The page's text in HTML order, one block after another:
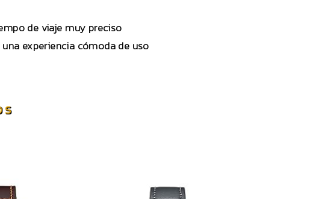
de viaje muy preciso
experiencia cómoda de uso